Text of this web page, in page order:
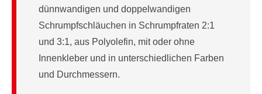
dünnwandigen und doppelwandigen
Schrumpfschläuchen in Schrumpfraten 2:1
und 3:1, aus Polyolefin, mit oder ohne
Innenkleber und in unterschiedlichen Farben
und Durchmessern.